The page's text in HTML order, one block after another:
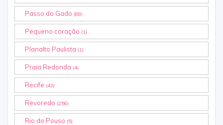
Passo do Gado (88)
Pequeno coração (1)
Planalto Paulista (1)
Praia Redonda (4)
Recife (43)
Revoredo (256)
Rio do Pouso (5)